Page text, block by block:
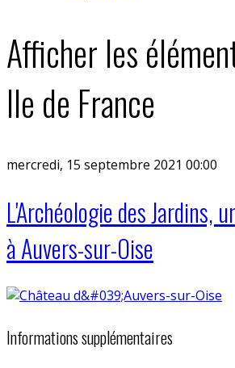
Afficher les
Ile de France
mercredi, 15 septembre 2021 00:00
L'Archéologie des Jardins,
à Auvers-sur-Oise
Informations supplémentaires